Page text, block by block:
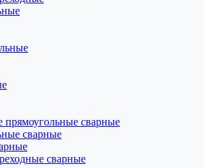
сварные
сварные
сварные